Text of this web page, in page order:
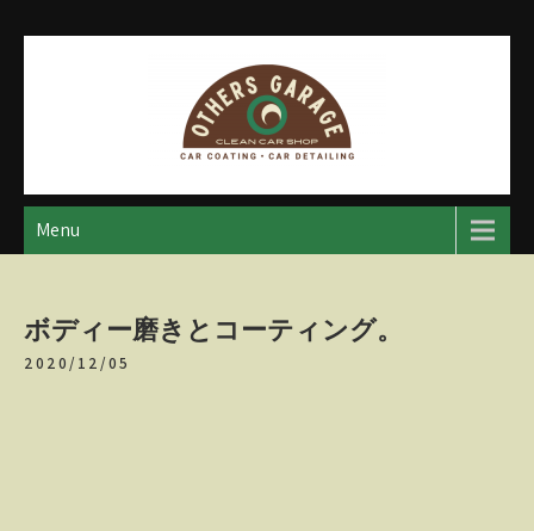
アザースガレージ
【神奈川・厚木・愛川】カーメンテナンス
Menu
ボディー磨きとコーティング。
2020/12/05